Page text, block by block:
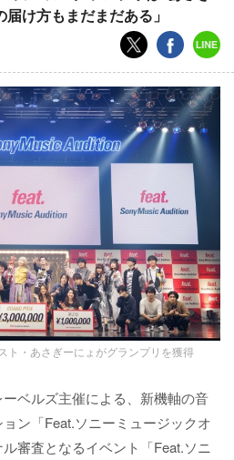
け方もまだまだある」
ト・あさぎーにょがグランプリを獲得
ベルズ主催による、新機軸の音
ン「Feat.ソニーミュージックオ
審査となるイベント「Feat.ソニ